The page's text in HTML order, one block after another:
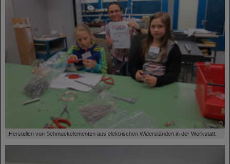
©
Herstellen von Schmuckelementen aus elektrischen Widerständen in der Werkstatt.